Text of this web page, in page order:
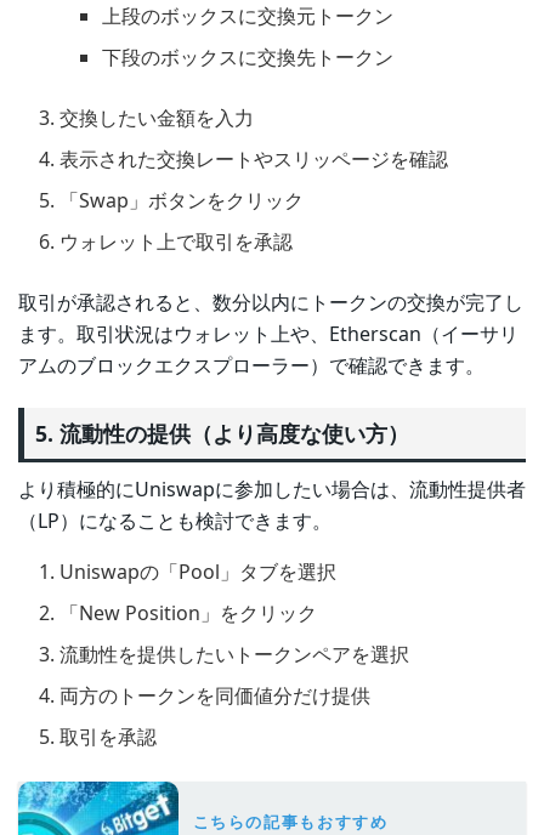
上段のボックスに交換元トークン
下段のボックスに交換先トークン
交換したい金額を入力
表示された交換レートやスリッページを確認
「Swap」ボタンをクリック
ウォレット上で取引を承認
取引が承認されると、数分以内にトークンの交換が完了し
ます。取引状況はウォレット上や、Etherscan（イーサリ
アムのブロックエクスプローラー）で確認できます。
5. 流動性の提供（より高度な使い方）
より積極的にUniswapに参加したい場合は、流動性提供者
（LP）になることも検討できます。
Uniswapの「Pool」タブを選択
「New Position」をクリック
流動性を提供したいトークンペアを選択
両方のトークンを同価値分だけ提供
取引を承認
こちらの記事もおすすめ